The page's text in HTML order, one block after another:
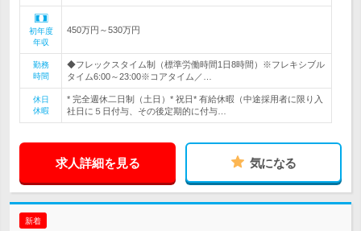
初年度
年収
450万円～530万円
勤務
時間
◆フレックスタイム制（標準労働時間1日8時間）※フレキシブル
タイム6:00～23:00※コアタイム／…
休日
休暇
* 完全週休二日制（土日）* 祝日* 有給休暇（中途採用者に限り入
社日に５日付与、その後定期的に付与…
求人詳細を見る 気になる
新着